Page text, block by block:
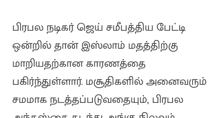
பிரபல நடிகர் ஜெய் சமீபத்திய பேட்டி
ஒன்றில் தான் இஸ்லாம் மதத்திற்கு
மாறியதற்கான காரணத்தை
பகிர்ந்துள்ளார். மசூதிகளில் அனைவரும்
சமமாக நடத்தப்படுவதையும், பிரபல